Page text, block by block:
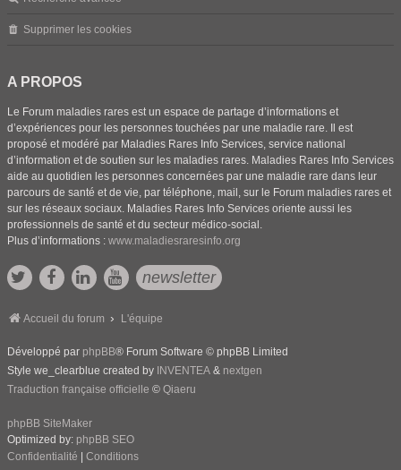
Supprimer les cookies
A PROPOS
Le Forum maladies rares est un espace de partage d’informations et
d’expériences pour les personnes touchées par une maladie rare. Il est
proposé et modéré par Maladies Rares Info Services, service national
d’information et de soutien sur les maladies rares. Maladies Rares Info Services
aide au quotidien les personnes concernées par une maladie rare dans leur
parcours de santé et de vie, par téléphone, mail, sur le Forum maladies rares et
sur les réseaux sociaux. Maladies Rares Info Services oriente aussi les
professionnels de santé et du secteur médico-social.
Plus d’informations : www.maladiesraresinfo.org
newsletter
Accueil du forum L'équipe
Développé par phpBB® Forum Software © phpBB Limited
Style we_clearblue created by INVENTEA & nextgen
Traduction française officielle © Qiaeru
phpBB SiteMaker
Optimized by: phpBB SEO
Confidentialité
Conditions